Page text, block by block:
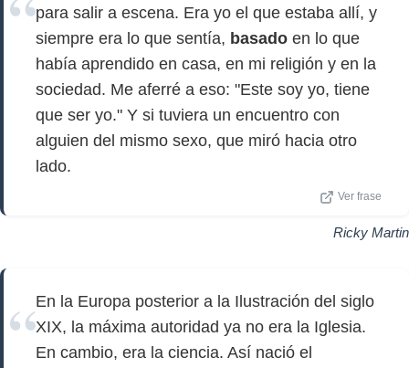
para salir a escena. Era yo el que estaba allí, y
siempre era lo que sentía, basado en lo que
había aprendido en casa, en mi religión y en la
sociedad. Me aferré a eso: "Este soy yo, tiene
que ser yo." Y si tuviera un encuentro con
alguien del mismo sexo, que miró hacia otro
lado.
Ver frase
Ricky Martin
En la Europa posterior a la Ilustración del siglo
XIX, la máxima autoridad ya no era la Iglesia.
En cambio, era la ciencia. Así nació el